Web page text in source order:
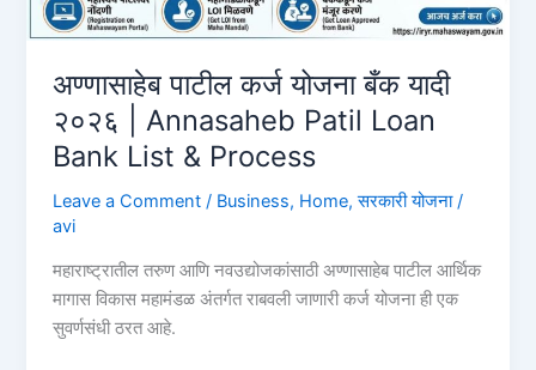
प्रक्रिया
2026
Bank
Instant
Loan
अण्णासाहेब पाटील कर्ज योजना बँक यादी
२०२६ | Annasaheb Patil Loan
Bank List & Process
Leave a Comment / Business, Home,सरकारी योजना/
avi
महाराष्ट्रातील तरुण आणि नवउद्योजकांसाठी अण्णासाहेब पाटील आर्थिक
मागास विकास महामंडळ अंतर्गत राबवली जाणारी कर्ज योजना ही एक
सुवर्णसंधी ठरत आहे.